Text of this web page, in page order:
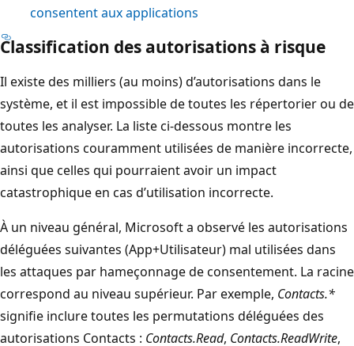
consentent aux applications
Classification des autorisations à risque
Il existe des milliers (au moins) d’autorisations dans le
système, et il est impossible de toutes les répertorier ou de
toutes les analyser. La liste ci-dessous montre les
autorisations couramment utilisées de manière incorrecte,
ainsi que celles qui pourraient avoir un impact
catastrophique en cas d’utilisation incorrecte.
À un niveau général, Microsoft a observé les autorisations
déléguées suivantes (App+Utilisateur) mal utilisées dans
les attaques par hameçonnage de consentement. La racine
correspond au niveau supérieur. Par exemple, Contacts.*
signifie inclure toutes les permutations déléguées des
autorisations Contacts : Contacts.Read, Contacts.ReadWrite,